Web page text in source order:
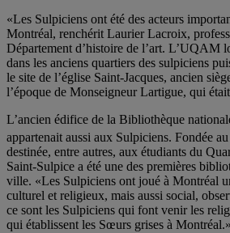
«Les Sulpiciens ont été des acteurs
Montréal, renchérit Laurier Lacroix,
Département d’histoire de l’art. L’UQAM
dans les anciens quartiers des sulpiciens
le site de l’église Saint-Jacques, ancien
l’époque de Monseigneur Lartigue, qui
L’ancien édifice de la Bibliothèque
appartenait aussi aux Sulpiciens. Fondée
destinée, entre autres, aux étudiants du
Saint-Sulpice a été une des premières
ville. «Les Sulpiciens ont joué à Montréal
culturel et religieux, mais aussi social,
ce sont les Sulpiciens qui font venir les
qui établissent les Sœurs grises à Montréal.»